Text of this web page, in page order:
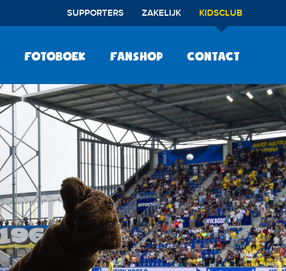
SUPPORTERS ZAKELIJK KIDSCLUB
Fotoboek Fanshop Contact